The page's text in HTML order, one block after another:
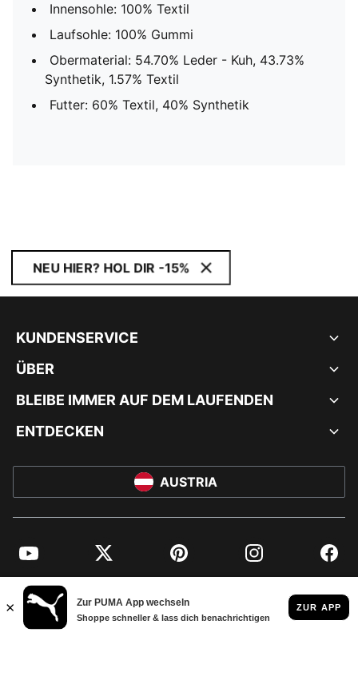
Innensohle: 100% Textil
Laufsohle: 100% Gummi
Obermaterial: 54.70% Leder - Kuh, 43.73%
Synthetik, 1.57% Textil
Futter: 60% Textil, 40% Synthetik
NEU HIER? HOL DIR -15%
KUNDENSERVICE
ÜBER
BLEIBE IMMER AUF DEM LAUFENDEN
ENTDECKEN
AUSTRIA
YouTube Twitter Pinterest Instagram
© PUMA EUROPE GMBH, 2026. ALLE RECHTE VORBEHALTEN
IMPRESSUM UND RECHTLICHE HINWEISE